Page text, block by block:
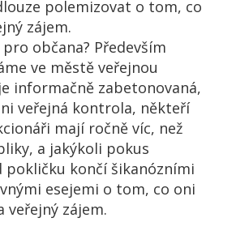
polemizovat o tom, co
zájem.
občana? Především
ve městě veřejnou
informačně zabetonovaná,
veřejná kontrola, někteří
mají ročně víc, než
a jakýkoli pokus
pokličku končí šikanózními
esejemi o tom, co oni
veřejný zájem.